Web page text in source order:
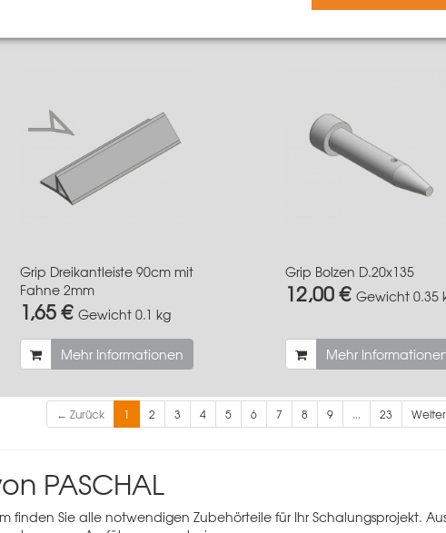
Grip Dreikantleiste 90cm mit
Fahne 2mm
1,65 € Gewicht 0.1 kg
Mehr Informationen
Grip Bolzen D.20x135
12,00 € Gewicht 0.35
Mehr
← Zurück 1 2 3 4 5 6 7 8 9 ... 23
PASCHAL
finden Sie alle notwendigen Zubehörteile für Ihr Schalungsprojekt.